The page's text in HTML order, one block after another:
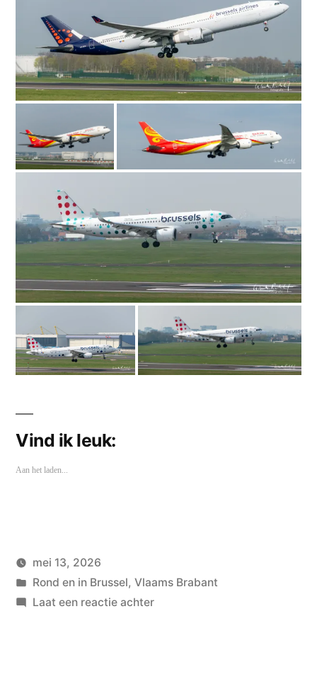
Vind ik leuk:
Aan het laden...
Geplaatst
door
wouterpinkhof
mei 13, 2026
Geplaatst
in
Rond en in Brussel, Vlaams Brabant
Laat een reactie achterop